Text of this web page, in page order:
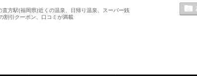
直方駅(福岡県)近くの温泉、日帰り温泉、スーパー銭
割引クーポン、口コミが満載